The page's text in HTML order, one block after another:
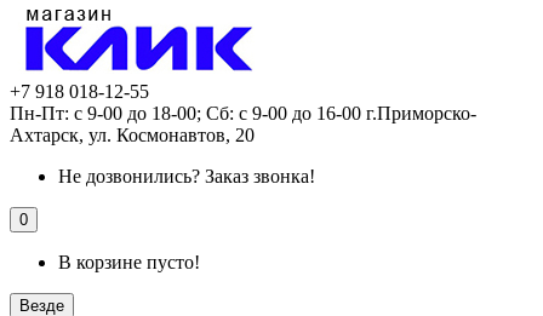
+7 918 018-12-55
Пн-Пт: с 9-00 до 18-00; Сб: с 9-00 до 16-00 г.Приморско-
Ахтарск, ул. Космонавтов, 20
Не дозвонились? Заказ звонка!
0
В корзине пусто!
Везде